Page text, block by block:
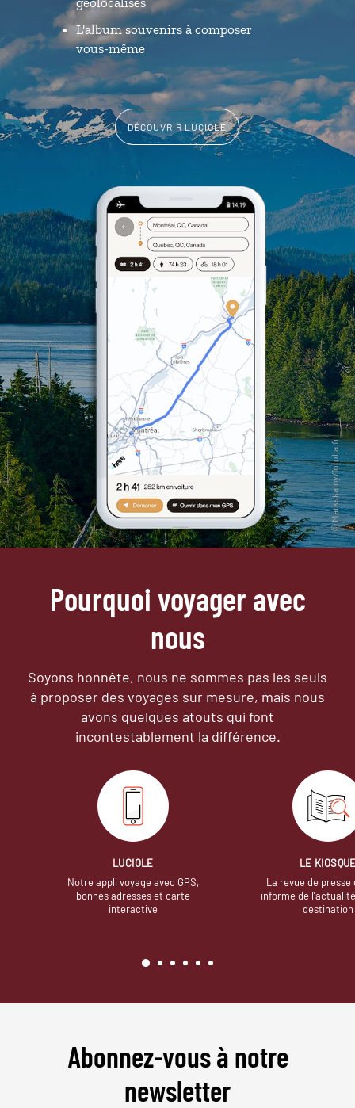
L'album souvenirs à composer
vous-même
DÉCOUVRIR LUCIOLE
Pourquoi voyager avec
nous
Soyons honnête, nous ne sommes pas les seuls
à proposer des voyages sur mesure, mais nous
avons quelques atouts qui font
incontestablement la différence.
LUCIOLE
Notre appli voyage avec GPS,
bonnes adresses et carte
interactive
LE
La revue de presse
informe de
destination
Abonnez-vous à notre
newsletter